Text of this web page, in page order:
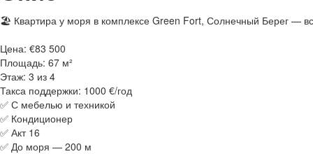
🏖 Квартира у моря в комплексе Green Fort, Солнечный Берег —
Цена: €83 500
Площадь: 67 м²
Этаж: 3 из 4
Такса поддержки: 1000 €/год
✅ С мебелью и техникой
✅ Кондиционер
✅ Акт 16
✅ До моря — 200 м